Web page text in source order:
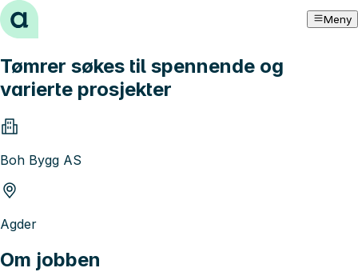
Hopp til innhold Meny
Tømrer søkes til spennende og
varierte prosjekter
Boh Bygg AS
Agder
Om jobben